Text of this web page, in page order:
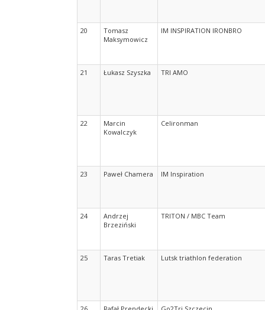
20
Tomasz
Maksymowicz
IM INSPIRATION IRONBRO
21 Łukasz Szyszka TRI AMO
22
Marcin
Kowalczyk
Celironman
23 Paweł Chamera IM Inspiration
24
Andrzej
Brzeziński
TRITON / MBC Team
25 Taras Tretiak Lutsk triathlon federation